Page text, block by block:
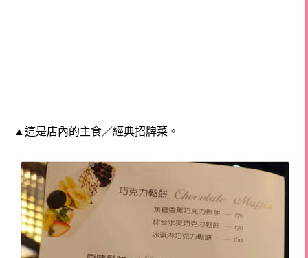
▲這是店內的主食／經典招牌菜。